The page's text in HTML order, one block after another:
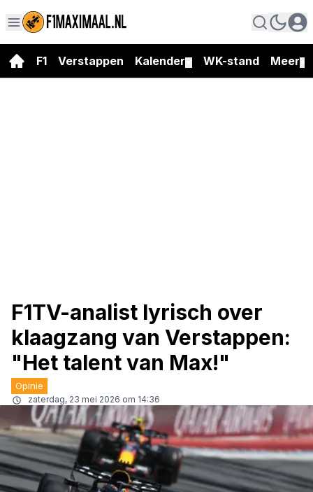
F1 Verstappen Kalender WK-stand Meer
F1TV-analist lyrisch over
klaagzang van Verstappen:
"Het talent van Max!"
Opinie
zaterdag, 23 mei 2026 om 14:36